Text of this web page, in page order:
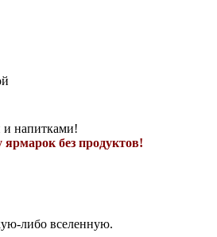
и напитками!
ярмарок без продуктов!
либо вселенную.